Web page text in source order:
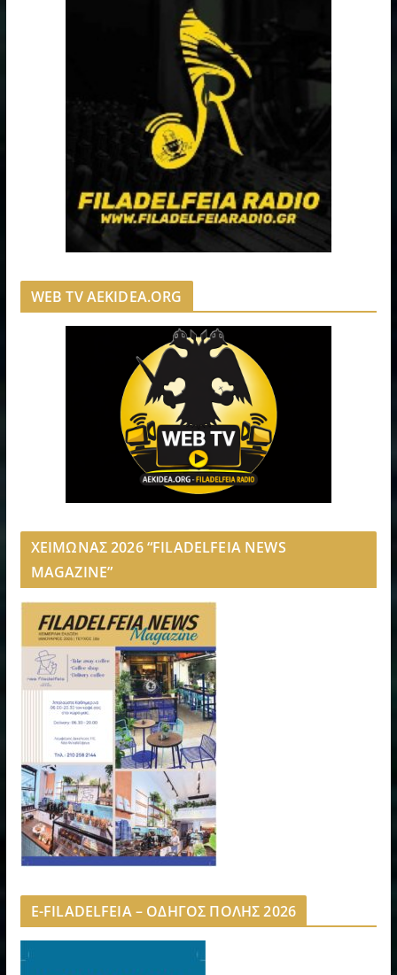
WEB TV AEKIDEA.ORG
ΧΕΙΜΩΝΑΣ 2026 “FILADELFEIA NEWS
MAGAZINE”
E-FILADELFEIA – ΟΔΗΓΟΣ ΠΟΛΗΣ 2026